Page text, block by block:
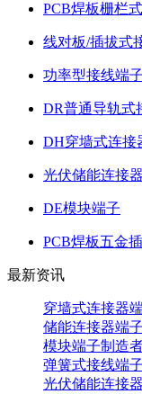
PCB焊板栅栏
线对板/插拔式
功率型接线端子
DR普通导轨式
DH穿墙式连接
光伏储能连接
DE模块端子
PCB焊板五金
最新资讯
穿墙式连接器
储能连接器端
模块端子制造
弹簧式接线端
光伏储能连接